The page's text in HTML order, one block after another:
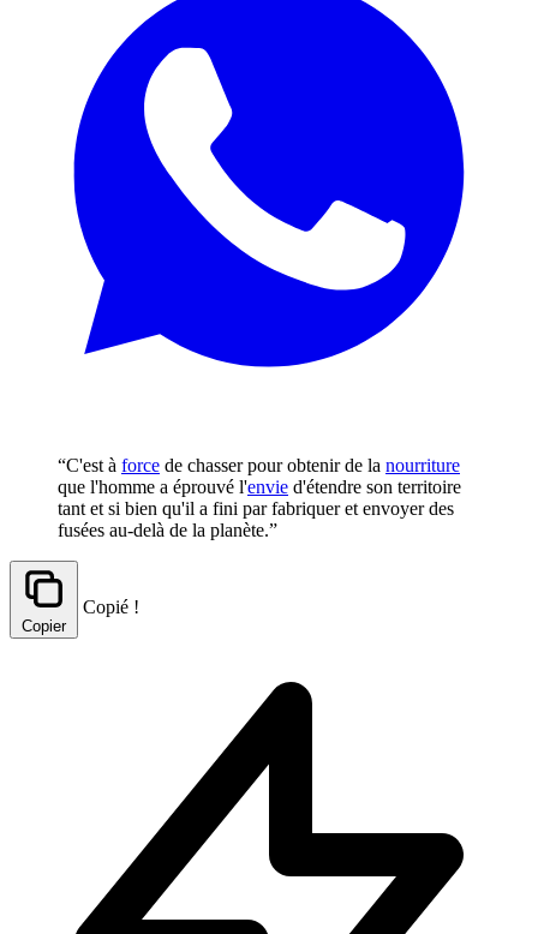
“C'est à force de chasser pour obtenir de la nourriture
que l'homme a éprouvé l'envie d'étendre son territoire
tant et si bien qu'il a fini par fabriquer et envoyer des
fusées au-delà de la planète.”
Copier
Copié !